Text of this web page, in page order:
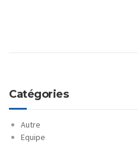
Catégories
Autre
Equipe